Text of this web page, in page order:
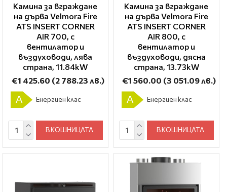
Камина за вграждане
на дърва Velmora Fire
ATS INSERT CORNER
AIR 700, с
вентилатор и
въздуховоди, лява
страна, 11.84kW
€1 425.60 (2 788.23 лв.)
A Енергиен клас
В КОШНИЦАТА
Камина за вграждане
на дърва Velmora Fire
ATS INSERT CORNER
AIR 800, с
вентилатор и
въздуховоди, дясна
страна, 13.73kW
€1 560.00 (3 051.09 лв.)
A Енергиен клас
В КОШНИЦАТА